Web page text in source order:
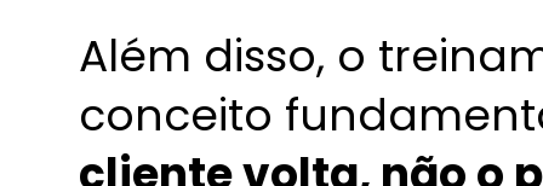
Além disso, o
conceito